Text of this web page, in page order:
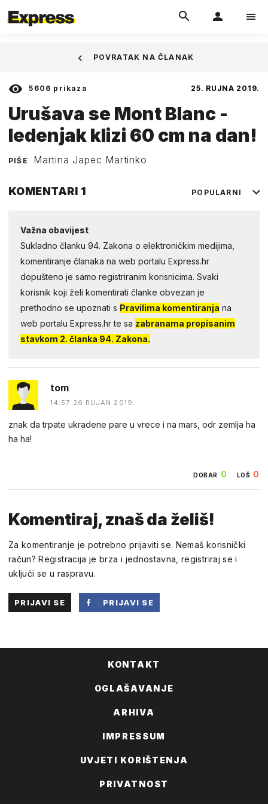
5606 prikaza 25. RUJNA 2019.
Urušava se Mont Blanc -
ledenjak klizi 60 cm na dan!
PIŠE Martina Japec Martinko
POVRATAK NA ČLANAK
KOMENTARI 1 POPULARNI
Važna obavijest
Sukladno članku 94. Zakona o elektroničkim medijima,
komentiranje članaka na web portalu Express.hr
dopušteno je samo registriranim korisnicima. Svaki
korisnik koji želi komentirati članke obvezan je
prethodno se upoznati s Pravilima komentiranja na
web portalu Express.hr te sa zabranama propisanim
stavkom 2. članka 94. Zakona.
tom
14:57 26.RUJAN 2019.
znak da trpate ukradene pare u vrece i na mars, odr zemlja ha
ha ha!
DOBAR 0 LOŠ 0
Komentiraj, znaš da želiš!
Za komentiranje je potrebno prijaviti se. Nemaš korisnički
račun? Registracija je brza i jednostavna, registriraj se i
uključi se u raspravu.
PRIJAVI SE
PRIJAVI SE
KONTAKT
OGLAŠAVANJE
ARHIVA
IMPRESSUM
UVJETI KORIŠTENJA
PRIVATNOST